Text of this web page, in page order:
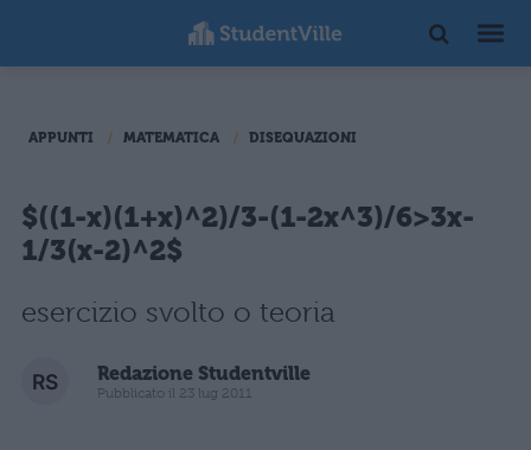
APPUNTI MATEMATICA DISEQUAZIONI
$((1-x)(1+x)^2)/3-(1-2x^3)/6>3x-
1/3(x-2)^2$
esercizio svolto o teoria
Redazione Studentville
Pubblicato il 23 lug 2011